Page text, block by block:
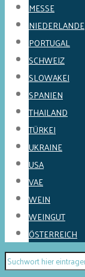
MESSE
NIEDERLANDE
PORTUGAL
SCHWEIZ
SLOWAKEI
SPANIEN
THAILAND
TÜRKEI
UKRAINE
USA
VAE
WEIN
WEINGUT
ÖSTERREICH